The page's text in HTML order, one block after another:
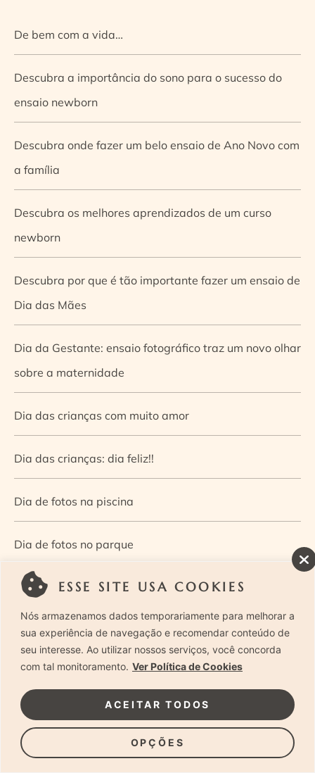
ESSE SITE USA COOKIES
Nós armazenamos dados temporariamente para melhorar a
sua experiência de navegação e recomendar conteúdo de
seu interesse. Ao utilizar nossos serviços, você concorda
com tal monitoramento. Ver Política de Cookies
OPÇÕES
ACEITAR TODOS
De bem com a vida…
Descubra a importância do sono para o sucesso do
ensaio newborn
Descubra onde fazer um belo ensaio de Ano Novo com
a família
Descubra os melhores aprendizados de um curso
newborn
Descubra por que é tão importante fazer um ensaio de
Dia das Mães
Dia da Gestante: ensaio fotográfico traz um novo olhar
sobre a maternidade
Dia das crianças com muito amor
Dia das crianças: dia feliz!!
Dia de fotos na piscina
Dia de fotos no parque
Dia dos Pais — Guia de ensaios fotográficos
Dia Mundial da Infância: como a fotografia ajuda a
construir a memória e a identidade da criança
Diário de uma grávida e sua pequena
Dica de especialista: como otimizar o fluxo de trabalho